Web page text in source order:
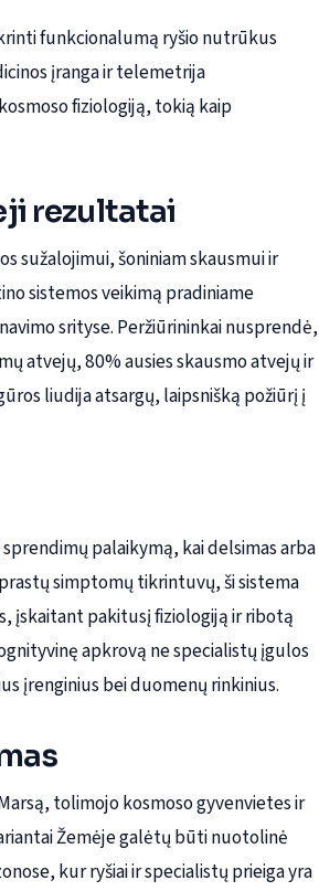
funkcionalumą ryšio nutrūkus
įranga ir telemetrija
fiziologiją, tokią kaip
rezultatai
sužalojimui, šoniniam skausmui ir
sistemos veikimą pradiniame
srityse. Peržiūrininkai nusprendė,
atvejų, 80% ausies skausmo atvejų ir
liudija atsargų, laipsnišką požiūrį į
palaikymą, kai delsimas arba
simptomų tikrintuvų, ši sistema
įskaitant pakitusį fiziologiją ir ribotą
apkrovą ne specialistų įgulos
įrenginius bei duomenų rinkinius.
tolimojo kosmoso gyvenvietes ir
Žemėje galėtų būti nuotolinė
kur ryšiai ir specialistų prieiga yra